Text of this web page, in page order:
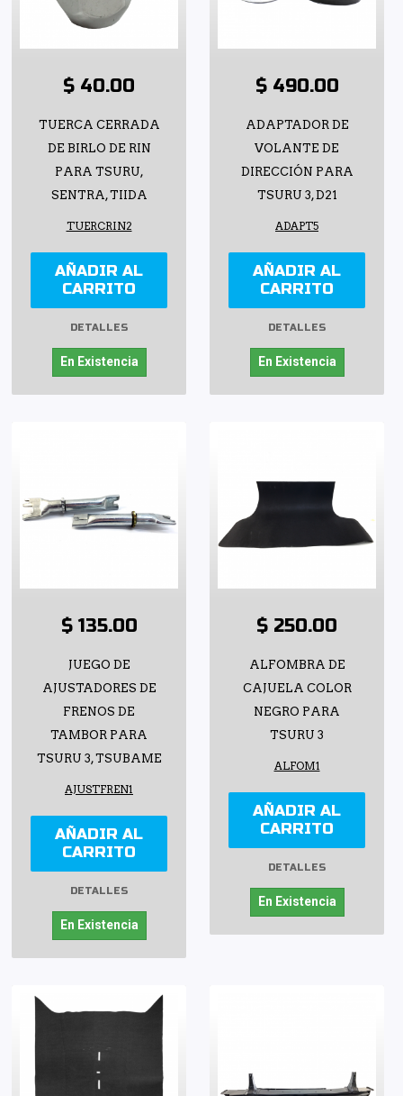
$ 40.00
TUERCA CERRADA
DE BIRLO DE RIN
PARA TSURU,
SENTRA, TIIDA
TUERCRIN2
AÑADIR AL
CARRITO
DETALLES
En Existencia
$ 490.00
ADAPTADOR DE
VOLANTE DE
DIRECCIÓN PARA
TSURU 3, D21
ADAPT5
AÑADIR AL
CARRITO
DETALLES
En Existencia
$ 135.00
JUEGO DE
AJUSTADORES DE
FRENOS DE
TAMBOR PARA
TSURU 3, TSUBAME
AJUSTFREN1
AÑADIR AL
CARRITO
DETALLES
En Existencia
$ 250.00
ALFOMBRA DE
CAJUELA COLOR
NEGRO PARA
TSURU 3
ALFOM1
AÑADIR AL
CARRITO
DETALLES
En Existencia